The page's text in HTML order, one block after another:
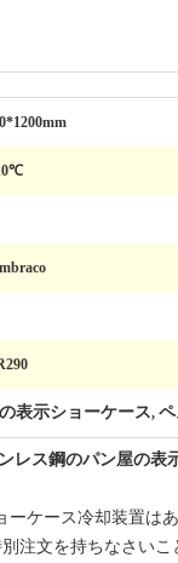
表示ショーケース,
レス鋼のパン屋の表
ーケース冷却装置は
注文を持ちなさい